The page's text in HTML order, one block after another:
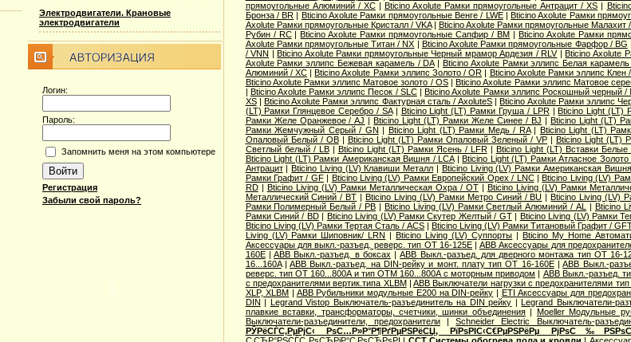
Электродвигатели. Крановые
электродвигатели
Логин:
Пароль:
Запомнить меня на этом компьютере
Регистрация
Забыли свой пароль?
прямоугольные Алюминий / XC| Bticino Axolute Рамки прямоугольные Антрацит / XS |
Бронза / BR | Bticino Axolute Рамки прямоугольные Венге / LWE|Bticino Axolute Рамки
Axolute Рамки прямоугольные Кристалл / VKA| Bticino Axolute Рамки прямоугольные Малахит
Рубин / RC|Bticino Axolute Рамки прямоугольные Сапфир / BM |Bticino Axolute Рамки
Axolute Рамки прямоугольные Титан / NX | Bticino Axolute Рамки прямоугольные Фарфор / BG
/ VNN |Bticino Axolute Рамки прямоугольные Черный мрамор Ардезия / RLV|Bticino Axolute
Axolute Рамки эллипс Бежевая карамель / DA| Bticino Axolute Рамки эллипс Белая
Алюминий / XC|Bticino Axolute Рамки эллипс Золото / OR | Bticino Axolute Рамки эллипс Клен
Bticino Axolute Рамки эллипс Матовое золото / OS|Bticino Axolute Рамки эллипс Матовое
| Bticino Axolute Рамки эллипс Песок / SLC|Bticino Axolute Рамки эллипс Роскошный черный /
XS| Bticino Axolute Рамки эллипс Фактурная сталь / AxoluteS |Bticino Axolute Рамки эллипс
(LT) Рамки Глянцевое Серебро / SA| Bticino Light (LT) Рамки Груша / LPR|Bticino Light (LT)
Рамки Желе Оранжевое / AJ |Bticino Light (LT) Рамки Желе Синее / BJ |Bticino Light (LT)
Рамки Жемчужный Серый / GN | Bticino Light (LT) Рамки Медь / RA| Bticino Light (LT)
Опаловый Белый / OB| Bticino Light (LT) Рамки Опаловый Зеленый / VP| Bticino Light (LT)
Светлый белый / LB| Bticino Light (LT) Рамки Ясень / LFR| Bticino Light (LT) Вставки
Bticino Light (LT) Рамки Американская Вишня / LCA|Bticino Light (LT) Рамки Атласное Золото
Антрацит|Bticino Living (LV) Клавиши Металл | Bticino Living (LV) Рамки Американская
Рамки Графит / GF| Bticino Living (LV) Рамки Европейский Орех / LNC|Bticino Living (LV)
RD| Bticino Living (LV) Рамки Металлическая Охра / OT| Bticino Living (LV) Рамки
Металлический Синий / BT |Bticino Living (LV) Рамки Метро Синий / BU |Bticino Living (LV)
Рамки Полимерный Белый / PB | Bticino Living (LV) Рамки Светлый Алюминий / AL | Bticino
Рамки Синий / BD| Bticino Living (LV) Рамки Скутер Желтый / GT| Bticino Living (LV) Рамки
Bticino Living (LV) Рамки Тертая Сталь / ACS|Bticino Living (LV) Рамки Титановый Графит /
Living (LV) Рамки Шиповник/ LRN |Bticino Living (LV) Суппорты |Bticino My Home
Аксессуары для выкл.-разъед. реверс. тип OT 16-125E | ABB Аксессуары для
160E|ABB Выкл.-разъед. в боксах |ABB Выкл.-разъед. для дверного монтажа тип OT 16-
16...160A|ABB Выкл.-разъед. на DIN-рейку и монт. плату тип OT 16-160E|ABB Выкл.-
реверс. тип OT 160...800A и тип OTМ 160...800A с моторным приводом | ABB Выкл.-разъед.
с предохранителями вертик.типа XLBM|ABB Выключатели нагрузки с предохранителями тип
XLP, XLBM | ABB Рубильники модульные E200 на DIN-рейку | ETI Аксессуары для
DIN | Legrand Vistop Выключатель-разъединитель на DIN рейку |Legrand Выключатели-
плавкие вставки, трансформаторы, счетчики, шинки объединения| Moeller Модульные
Выключатели-разъединители, предохранители|Schneider Electric Выключатель-
РЎРёСЃС‚РµРјС‹ РѕС…Р»Р°Р¶РґРµРЅРёСЏ, РїРѕРІС‹С€РµРЅРёРµ